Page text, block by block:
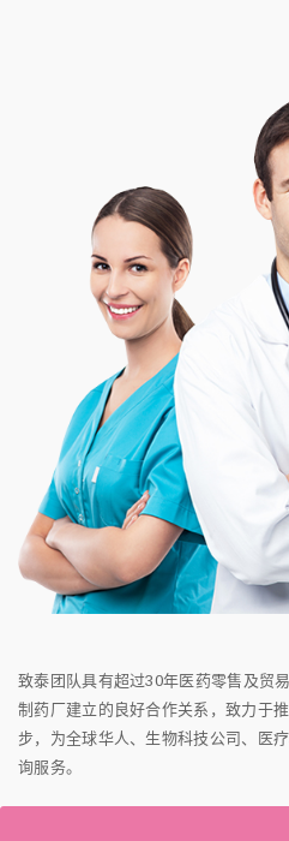
致泰团队具有超过30年医药零售及贸
制药厂建立的良好合作关系，致力于
步，为全球华人、生物科技公司、医
询服务。